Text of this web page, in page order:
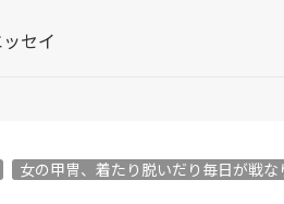
セイ
女の甲冑、着たり脱いだり毎日が戦な